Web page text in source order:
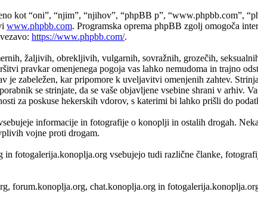
kot “oni”, “njim”, “njihov”, “phpBB p”, “www.phpbb.com”,
www.phpbb.com. Programska oprema phpBB zgolj omogoča
https://www.phpbb.com/.
žaljivih, obrekljivih, vulgarnih, sovražnih, grozečih,
pravkar omenjenega pogoja vas lahko nemudoma in trajno
je zabeležen, kar pripomore k uveljavitvi omenjenih zahtev.
se strinjate, da se vaše objavljene vsebine shrani v arhiv.
za poskuse hekerskih vdorov, s katerimi bi lahko prišli do
informacije in fotografije o konoplji in ostalih drogah.
vojne proti drogam.
fotogalerija.konoplja.org vsebujejo tudi različne članke,
forum.konoplja.org, chat.konoplja.org in